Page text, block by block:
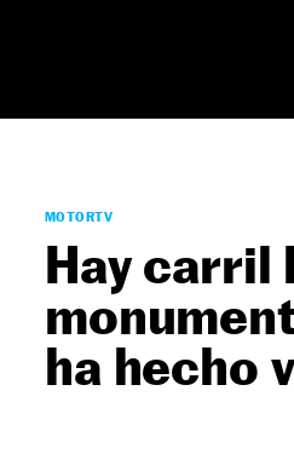
MOTORTV
Hay carril
ha hecho